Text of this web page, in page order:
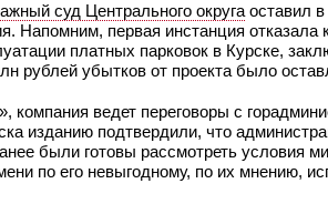
суд Центрального округаоставил в
Напомним, первая инстанция отказала
платных парковок в Курске,
рублей убытков от проекта было
ведет переговоры с
изданию подтвердили, что
были готовы рассмотреть условия
по его невыгодному, по их мнению,